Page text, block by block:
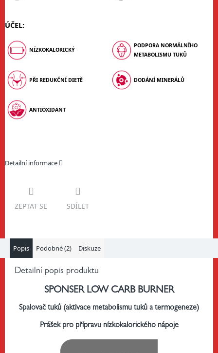
ÚČEL:
NÍZKOKALORICKÝ
PODPORA NORMÁLNÍHO
METABOLISMU TUKŮ
PŘI REDUKČNÍ DIETĚ DODÁNÍ MINERÁLŮ
ANTIOXIDANT
Detailní informace
ZEPTAT SE SDÍLET
Popis Podobné (2) Diskuze
Detailní popis produktu
SPONSER LOW CARB BURNER
Spalovač tuků (aktivace metabolismu tuků a termogeneze)
Prášek pro přípravu nízkokalorického nápoje